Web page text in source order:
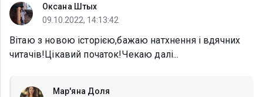
Оксана Штых
09.10.2022, 14:13:42
Вітаю з новою історією,бажаю натхнення і вдячних
читачів!Цікавий початок!Чекаю далі...
Мар'яна Доля